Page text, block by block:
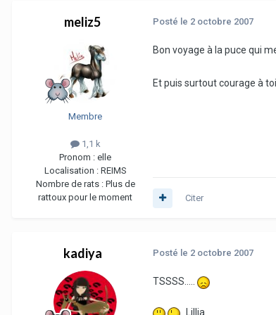
meliz5
Membre
1,1 k
Pronom : elle
Localisation : REIMS
Nombre de rats : Plus de
rattoux pour le moment
Posté le 2 octobre 2007
Bon voyage à la puce qui
Et puis surtout courage à toi
Citer
kadiya Posté le 2 octobre 2007
TSSSS.....
Lillia